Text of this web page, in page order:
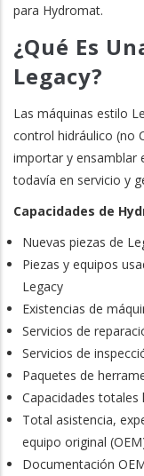
para Hydromat.
¿Qué Es
Legacy?
Las máquinas estilo
control hidráulico (no
importar y ensamblar
todavía en servicio y
Capacidades de
Nuevas piezas de
Piezas y equipos
Legacy
Existencias de
Servicios de
Servicios de
Paquetes de
Capacidades totales
Total asistencia,
equipo original
Documentación